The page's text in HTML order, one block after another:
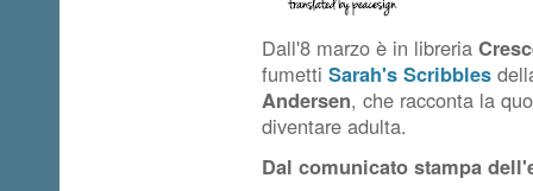
Dall'8 marzo è in libreria
fumetti Sarah's Scribbles
Andersen, che racconta la
diventare adulta.
Dal comunicato stampa